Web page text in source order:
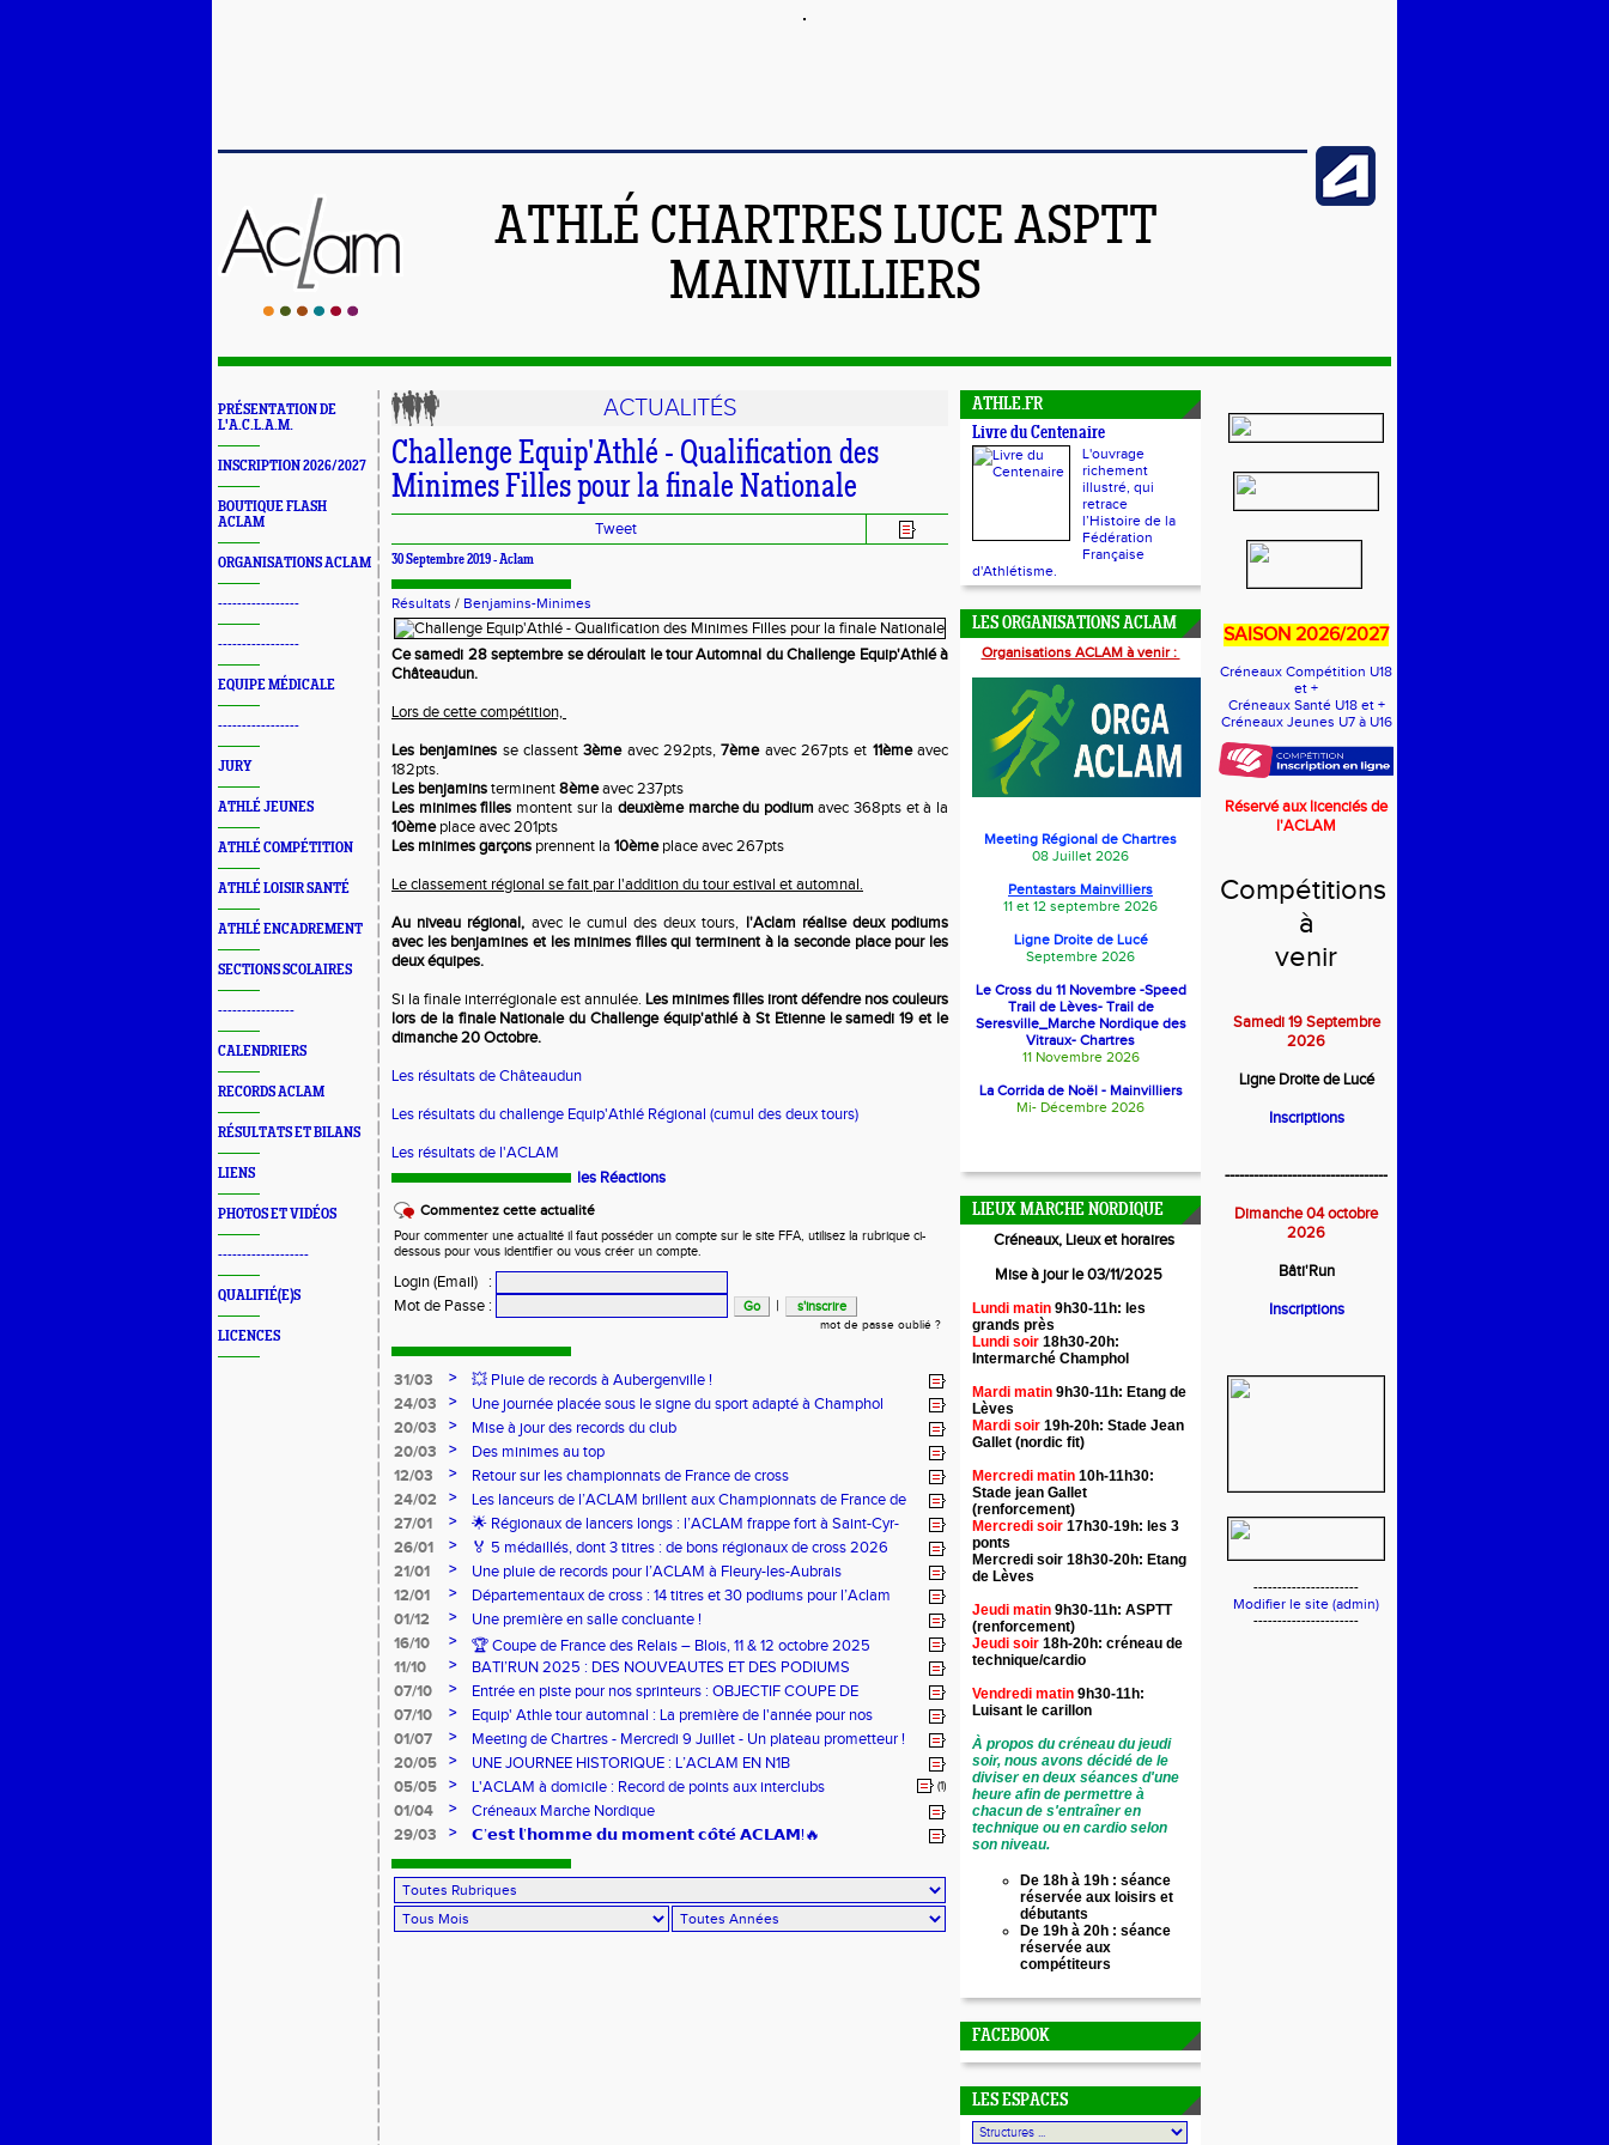
ATHLÉ CHARTRES LUCE ASPTT
MAINVILLIERS
PRÉSENTATION DE
L'A.C.L.A.M.
INSCRIPTION 2026/2027
BOUTIQUE FLASH
ACLAM
ORGANISATIONS ACLAM
-----------------
-----------------
EQUIPE MÉDICALE
-----------------
JURY
ATHLÉ JEUNES
ATHLÉ COMPÉTITION
ATHLÉ LOISIR SANTÉ
ATHLÉ ENCADREMENT
SECTIONS SCOLAIRES
----------------
CALENDRIERS
RECORDS ACLAM
RÉSULTATS ET BILANS
LIENS
PHOTOS ET VIDÉOS
-------------------
QUALIFIÉ(E)S
LICENCES
ACTUALITÉS
Challenge Equip'Athlé - Qualification des
Minimes Filles pour la finale Nationale
Tweet
30 Septembre 2019 -Aclam
Résultats / Benjamins-Minimes
Ce samedi 28 septembre se déroulait le tour Automnal du Challenge Equip'Athlé à
Châteaudun.
Lors de cette compétition,
Les benjamines se classent3ème avec 292pts,7ème avec 267pts et 11èmeavec
182pts.
Les benjaminsterminent8èmeavec 237pts
Les minimes filles montent sur la deuxième marche du podium avec 368pts et à la
10èmeplace avec 201pts
Les minimes garçons prennent la 10èmeplace avec 267pts
Le classement régional se fait par l'addition du tour estival et automnal.
Au niveau régional, avec le cumul des deux tours, l'Aclam réalise deux podiums
avec les benjamines et les minimes filles qui terminent à la seconde place pour les
deux équipes.
Si la finale interrégionale est annulée. Les minimes filles iront défendre nos couleurs
lors de la finale Nationale du Challenge équip'athlé à St Etienne le samedi 19 et le
dimanche 20 Octobre.
Les résultats de Châteaudun
Les résultats du challenge Equip'Athlé Régional (cumul des deux tours)
Les résultats de l'ACLAM
les Réactions
Commentez cette actualité
Pour commenter une actualité il faut posséder un compte sur le site FFA, utilisez la rubrique ci-
dessous pour vous identifier ou vous créer un compte.
Login (Email)
:
Mot de Passe : |
mot de passe oublié ?
31/03 >
💥 Pluie de records à Aubergenville !
24/03
>
Une journée placée sous le signe du sport adapté à Champhol
20/03
>
Mise à jour des records du club
20/03
>
Des minimes au top
12/03
>
Retour sur les championnats de France de cross
24/02
>
Les lanceurs de l’ACLAM brillent aux Championnats de France de
Lancers Longs à Nice
27/01 >
🌟 Régionaux de lancers longs : l’ACLAM frappe fort à Saint-Cyr-
sur-Loire
26/01 >
🏅 5 médaillés, dont 3 titres : de bons régionaux de cross 2026
pour l’Aclam !
21/01 >
Une pluie de records pour l’ACLAM à Fleury-les-Aubrais
12/01
>
Départementaux de cross : 14 titres et 30 podiums pour l’Aclam
01/12
>
Une première en salle concluante !
16/10
>
🏆 Coupe de France des Relais – Blois, 11 & 12 octobre 2025
11/10
>
BATI’RUN 2025 : DES NOUVEAUTES ET DES PODIUMS
07/10
>
Entrée en piste pour nos sprinteurs : OBJECTIF COUPE DE
FRANCE !
07/10 >
Equip' Athle tour automnal : La première de l'année pour nos
jeunes !
01/07 >
Meeting de Chartres - Mercredi 9 Juillet - Un plateau prometteur !
20/05
>
UNE JOURNEE HISTORIQUE : L’ACLAM EN N1B
05/05
> L'ACLAM à domicile : Record de points aux interclubs (1)
01/04 >
Créneaux Marche Nordique
29/03
> 𝗖’𝗲𝘀𝘁 𝗹’𝗵𝗼𝗺𝗺𝗲 𝗱𝘂 𝗺𝗼𝗺𝗲𝗻𝘁 𝗰𝗼̂𝘁𝗲́ 𝗔𝗖𝗟𝗔𝗠!🔥
ATHLE.FR
Livre du Centenaire
L'ouvrage
richement
illustré, qui
retrace
l’Histoire de la
Fédération
Française
d'Athlétisme.
LES ORGANISATIONS ACLAM
Organisations ACLAM à venir :
Meeting Régional de Chartres
08 Juillet 2026
Pentastars Mainvilliers
11 et 12 septembre 2026
Ligne Droite de Lucé
Septembre 2026
Le Cross du 11 Novembre -Speed
Trail de Lèves- Trail de
Seresville_Marche Nordique des
Vitraux- Chartres
11 Novembre 2026
La Corrida de Noël - Mainvilliers
Mi- Décembre 2026
LIEUX MARCHE NORDIQUE
Créneaux, Lieux et horaires
Mise à jour le 03/11/2025
Lundi matin 9h30-11h: les
grands près
Lundi soir 18h30-20h:
Intermarché Champhol
Mardi matin 9h30-11h: Etang de
Lèves
Mardi soir 19h-20h: Stade Jean
Gallet (nordic fit)
Mercredi matin 10h-11h30:
Stade jean Gallet
(renforcement)
Mercredi soir 17h30-19h: les 3
ponts
Mercredi soir 18h30-20h: Etang
de Lèves
Jeudi matin 9h30-11h: ASPTT
(renforcement)
Jeudi soir 18h-20h: créneau de
technique/cardio
Vendredi matin 9h30-11h:
Luisant le carillon
À propos du créneau du jeudi
soir, nous avons décidé de le
diviser en deux séances d'une
heure afin de permettre à
chacun de s'entraîner en
technique ou en cardio selon
son niveau.
De 18h à 19h : séance
réservée aux loisirs et
débutants
De 19h à 20h : séance
réservée aux
compétiteurs
FACEBOOK
LES ESPACES
SAISON 2026/2027
Créneaux Compétition U18
et +
Créneaux Santé U18 et +
Créneaux Jeunes U7 à U16
Réservé aux licenciés de
l'ACLAM
Compétitions
à
venir
Samedi 19 Septembre
2026
Ligne Droite de Lucé
Inscriptions
----------------------------------
Dimanche 04 octobre
2026
Bâti'Run
Inscriptions
----------------------
Modifier le site (admin)
----------------------